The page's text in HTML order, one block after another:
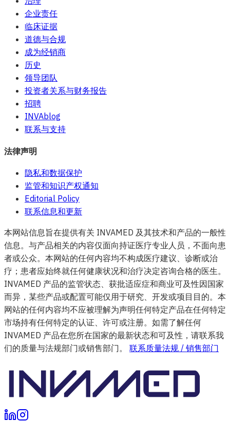
企业责任
临床证据
道德与合规
成为经销商
历史
领导团队
投资者关系与财务报告
招聘
INVAblog
联系与支持
法律声明
隐私和数据保护
监管和知识产权通知
Editorial Policy
联系信息和更新
本网站信息旨在提供有关 INVAMED 及其技术和产品的一般性
信息。与产品相关的内容仅面向持证医疗专业人员，不面向患
者或公众。本网站的任何内容均不构成医疗建议、诊断或治
疗；患者应始终就任何健康状况和治疗决定咨询合格的医生。
INVAMED 产品的监管状态、获批适应症和商业可及性因国家
而异，某些产品或配置可能仅用于研究、开发或项目目的。本
网站的任何内容均不应被理解为声明任何特定产品在任何特定
市场持有任何特定的认证、许可或注册。如需了解任何
INVAMED 产品在您所在国家的最新状态和可及性，请联系我
们的质量与法规部门或销售部门。
联系质量法规 / 销售部门